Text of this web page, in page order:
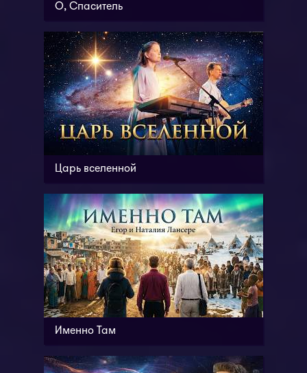
О, Спаситель
Царь вселенной
Именно Там